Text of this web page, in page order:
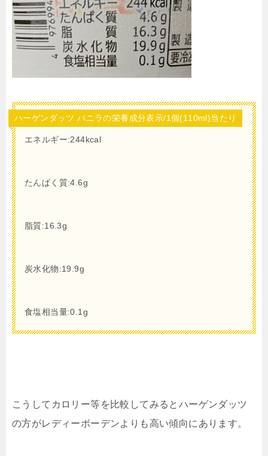
ハーゲンダッツ バニラの栄養成分表示/1個(110ml)当たり
エネルギー:244kcal
たんぱく質:4.6g
脂質:16.3g
炭水化物:19.9g
食塩相当量:0.1g
こうしてカロリー等を比較してみるとハーゲンダッツ
の方がレディーボーデンよりも高い傾向にあります。